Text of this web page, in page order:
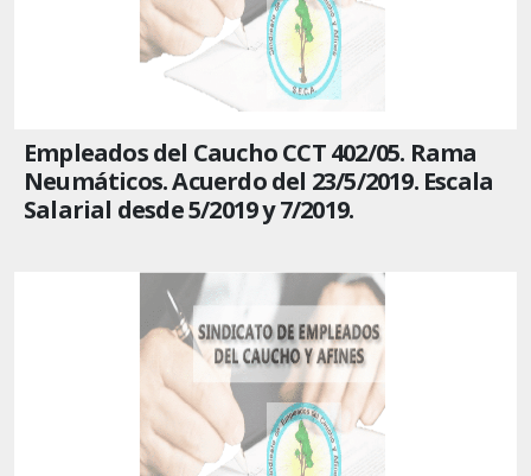
Empleados del Caucho CCT 402/05. Rama
Neumáticos. Acuerdo del 23/5/2019. Escala
Salarial desde 5/2019 y 7/2019.